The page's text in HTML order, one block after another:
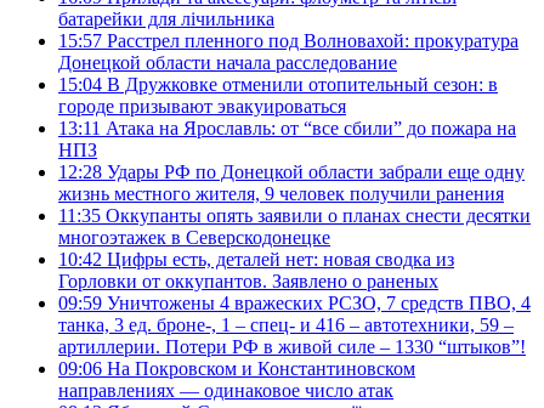
батарейки для лічильника
15:57 Расстрел пленного под Волновахой: прокуратура
Донецкой области начала расследование
15:04 В Дружковке отменили отопительный сезон: в
городе призывают эвакуироваться
13:11 Атака на Ярославль: от “все сбили” до пожара на
НПЗ
12:28 Удары РФ по Донецкой области забрали еще одну
жизнь местного жителя, 9 человек получили ранения
11:35 Оккупанты опять заявили о планах снести десятки
многоэтажек в Северскодонецке
10:42 Цифры есть, деталей нет: новая сводка из
Горловки от оккупантов. Заявлено о раненых
09:59 Уничтожены 4 вражеских РСЗО, 7 средств ПВО, 4
танка, 3 ед. броне-, 1 – спец- и 416 – автотехники, 59 –
артиллерии. Потери РФ в живой силе – 1330 “штыков”!
09:06 На Покровском и Константиновском
направлениях — одинаковое число атак